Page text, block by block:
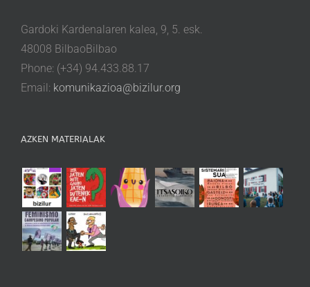
Gardoki Kardenalaren kalea, 9, 5. esk.
48008 BilbaoBilbao
Phone: (+34) 94.433.88.17
Email: komunikazioa@bizilur.org
AZKEN MATERIALAK